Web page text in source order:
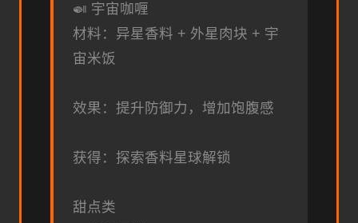
🍛 宇宙咖喱
材料：异星香料 + 外星肉块 + 宇
宙米饭
效果：提升防御力，增加饱腹感
获得：探索香料星球解锁
甜点类